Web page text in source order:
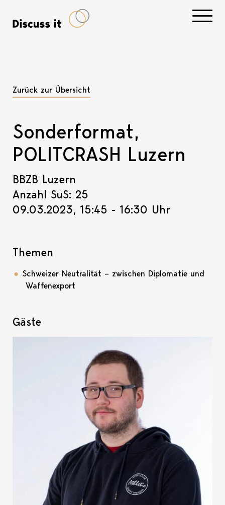
Zurück zur Übersicht
Sonderformat,
POLITCRASH Luzern
BBZB Luzern
Anzahl SuS: 25
09.03.2023, 15:45 - 16:30 Uhr
Themen
Schweizer Neutralität – zwischen Diplomatie und
Waffenexport
Gäste